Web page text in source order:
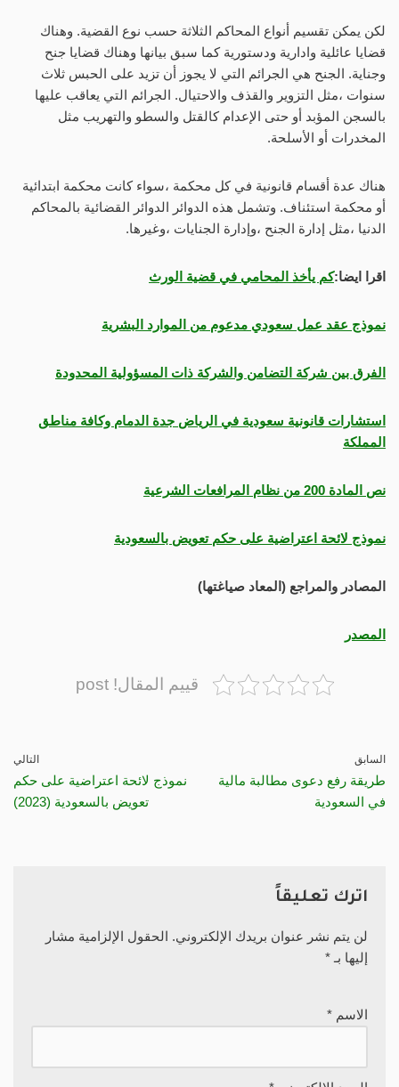
لكن يمكن تقسيم أنواع المحاكم الثلاثة حسب نوع القضية. وهناك
قضايا عائلية وادارية ودستورية كما سبق بيانها وهناك قضايا جنح
وجناية. الجنح هي الجرائم التي لا يجوز أن تزيد على الحبس ثلاث
سنوات ،مثل التزوير والقذف والاحتيال. الجرائم التي يعاقب عليها
بالسجن المؤبد أو حتى الإعدام كالقتل والسطو والتهريب مثل
المخدرات أو الأسلحة.
هناك عدة أقسام قانونية في كل محكمة ،سواء كانت محكمة ابتدائية
أو محكمة استئناف. وتشمل هذه الدوائر الدوائر القضائية بالمحاكم
الدنيا ،مثل إدارة الجنح ،وإدارة الجنايات ،وغيرها.
اقرا ايضا:كم يأخذ المحامي في قضية الورث
نموذج عقد عمل سعودي مدعوم من الموارد البشرية
الفرق بين شركة التضامن والشركة ذات المسؤولية المحدودة
استشارات قانونية سعودية في الرياض جدة الدمام وكافة مناطق
المملكة
نص المادة 200 من نظام المرافعات الشرعية
نموذج لائحة اعتراضية على حكم تعويض بالسعودية
المصادر والمراجع (المعاد صياغتها)
المصدر
قييم المقال! post
السابق
طريقة رفع دعوى مطالبة مالية
في السعودية
التالي
نموذج لائحة اعتراضية على حكم
تعويض بالسعودية (2023)
اترك تعليقاً
لن يتم نشر عنوان بريدك الإلكتروني. الحقول الإلزامية مشار
إليها بـ *
الاسم *